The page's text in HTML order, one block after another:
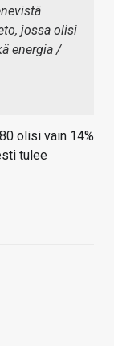
jossa olisi
energia /
olisi vain 14%
tulee